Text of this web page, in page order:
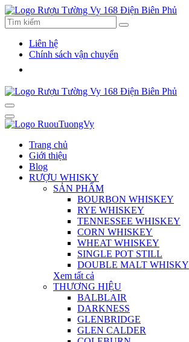
Liên hệ
Chính sách vận chuyển
Trang chủ
Giới thiệu
Blog
RƯỢU WHISKY
SẢN PHẨM
BOURBON WHISKEY
RYE WHISKEY
TENNESSEE WHISKEY
CORN WHISKEY
WHEAT WHISKEY
SINGLE POT STILL
DOUBLE MALT WHISKY
Xem tất cả
THƯƠNG HIỆU
BALBLAIR
DARKNESS
GLENBRIDGE
GLEN CALDER